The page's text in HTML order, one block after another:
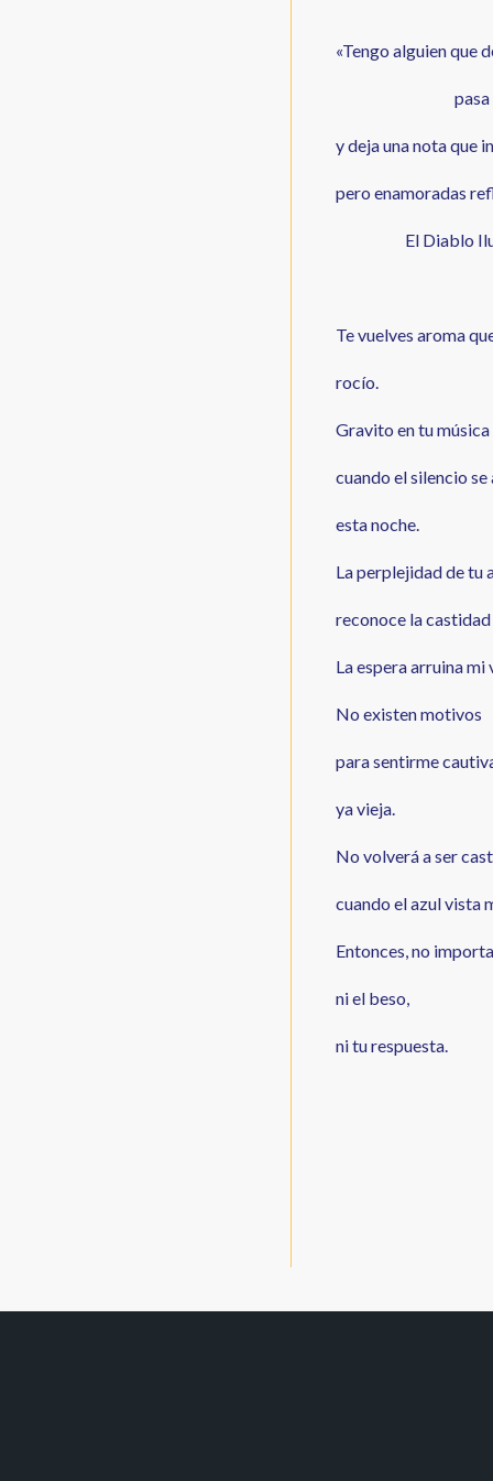
«Tengo alguien que
pasa por
y deja una nota que
pero enamoradas
El Diablo
Te vuelves aroma
rocío.
Gravito en tu música
cuando el silencio
esta noche.
La perplejidad de tu
reconoce la
La espera arruina mi
No existen motivos
para sentirme
ya vieja.
No volverá a ser
cuando el azul vista
Entonces, no
ni el beso,
ni tu respuesta.